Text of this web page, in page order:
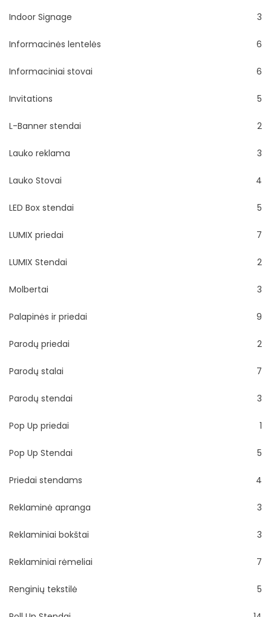
Indoor Signage 3
Informacinės lentelės 6
Informaciniai stovai 6
Invitations 5
L-Banner stendai 2
Lauko reklama 3
Lauko Stovai 4
LED Box stendai 5
LUMIX priedai 7
LUMIX Stendai 2
Molbertai 3
Palapinės ir priedai 9
Parodų priedai 2
Parodų stalai 7
Parodų stendai 3
Pop Up priedai 1
Pop Up Stendai 5
Priedai stendams 4
Reklaminė apranga 3
Reklaminiai bokštai 3
Reklaminiai rėmeliai 7
Renginių tekstilė 5